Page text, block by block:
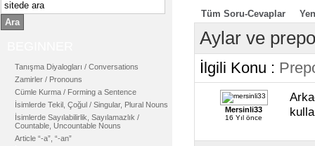
Ara
Tanışma Diyalogları / Conversations
Zamirler / Pronouns
Cümle Kurma / Forming a Sentence
İsimlerde Tekil, Çoğul / Singular, Plural Nouns
İsimlerde Sayılabilirlik, Sayılamazlık /
Countable, Uncountable Nouns
Article “-a”, “-an”
Tüm Soru-Cevaplar
Aylar ve
İlgili Konu :
Mersinli33
16 Yıl önce